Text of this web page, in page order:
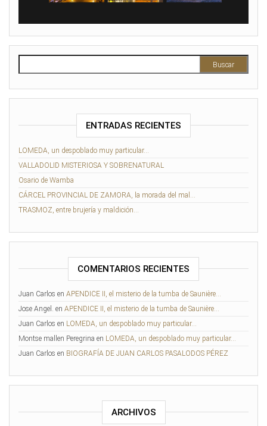
ENTRADAS RECIENTES
LOMEDA, un despoblado muy particular…
VALLADOLID MISTERIOSA Y SOBRENATURAL
Osario de Wamba
CÁRCEL PROVINCIAL DE ZAMORA, la morada del mal…
TRASMOZ, entre brujería y maldición…
COMENTARIOS RECIENTES
Juan Carlos en APENDICE II, el misterio de la tumba de Saunière…
Jose Angel. en APENDICE II, el misterio de la tumba de Saunière…
Juan Carlos en LOMEDA, un despoblado muy particular…
Montse mallen Peregrina en LOMEDA, un despoblado muy particular…
Juan Carlos en BIOGRAFÍA DE JUAN CARLOS PASALODOS PÉREZ
ARCHIVOS